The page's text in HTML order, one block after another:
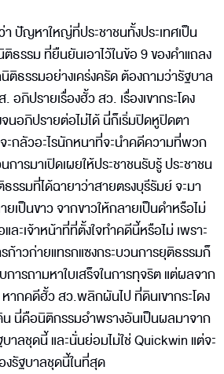
ปัญหาใหญ่ที่ประชาชนทั้งประเทศเป็น
ธรรม ที่ยืนยันเอาไว้ในข้อ 9 ของคำแถลง
ติธรรมอย่างเคร่งครัด ต้องถามว่ารัฐบาล
อภิปรายเรื่องฮั้ว สว. เรื่องเขากระโดง
นอภิปรายต่อไม่ได้ นี่ก็เริ่มปิดหูปิดตา
ะกลัวอะไรนักหนาที่จะนำคดีความที่พวก
ารมาเปิดเผยให้ประชาชนรับรู้ ประชาชน
รรมที่ได้ฉายาว่าสายตรงบุรีรัมย์ จะมา
ป็นขาว จากขาวให้กลายเป็นดำหรือไม่
ละเจ้าหน้าที่ที่ตั้งใจทำคดีนี้หรือไม่ เพราะ
ก้าวก่ายแทรกแซงกระบวนการยุติธรรมก็
การถามหาใบเสร็จในการทุจริต แต่ผลจาก
ากคดีฮั้ว สว.พลิกผันไป ที่ดินเขากระโดง
น นี่คือนิติกรรมอำพรางอันเป็นผลมาจาก
าลชุดนี้ และนั่นย่อมไม่ใช่ Quickwin แต่จะ
งรัฐบาลชุดนี้ในที่สุด